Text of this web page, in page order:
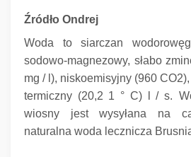
Źródło Ondrej
Woda to siarczan
sodowo-magnezowy, słabo
mg / l), niskoemisyjny (960
termiczny (20,2 1 ° C) l / s.
wiosny jest wysyłana na
naturalna woda lecznicza